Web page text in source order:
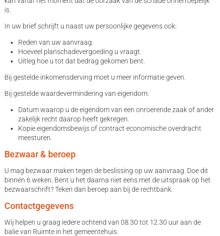
is.
In uw brief schrijft u naast uw persoonlijke gegevens ook:
Reden van uw aanvraag.
Hoeveel planschadevergoeding u vraagt.
Uitleg hoe u tot dat bedrag gekomen bent.
Bij gestelde inkomensderving moet u meer informatie geven.
Bij gestelde waardevermindering van eigendom:
Datum waarop u de eigendom van een onroerende zaak of ander
zakelijk recht daarop heeft gekregen.
Kopie eigendomsbewijs of contract economische overdracht
meesturen.
Bezwaar & beroep
U mag bezwaar maken tegen de beslissing op uw aanvraag. Doe dit
binnen 6 weken. Bent u het daarna niet eens met de uitspraak op het
bezwaarschrift? Teken dan beroep aan bij de rechtbank.
Contactgegevens
Wij helpen u graag iedere ochtend van 08.30 tot 12.30 uur aan de
balie van Ruimte in het gemeentehuis.